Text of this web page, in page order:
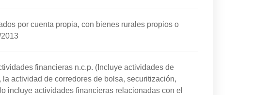
por cuenta propia, con bienes rurales propios o
financieras n.c.p. (Incluye actividades de
actividad de corredores de bolsa, securitización,
incluye actividades financieras relacionadas con el